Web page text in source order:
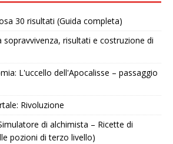
30 risultati (Guida completa)
sopravvivenza, risultati e costruzione di
L'uccello dell'Apocalisse – passaggio
Rivoluzione
di alchimista – Ricette di
pozioni di terzo livello)